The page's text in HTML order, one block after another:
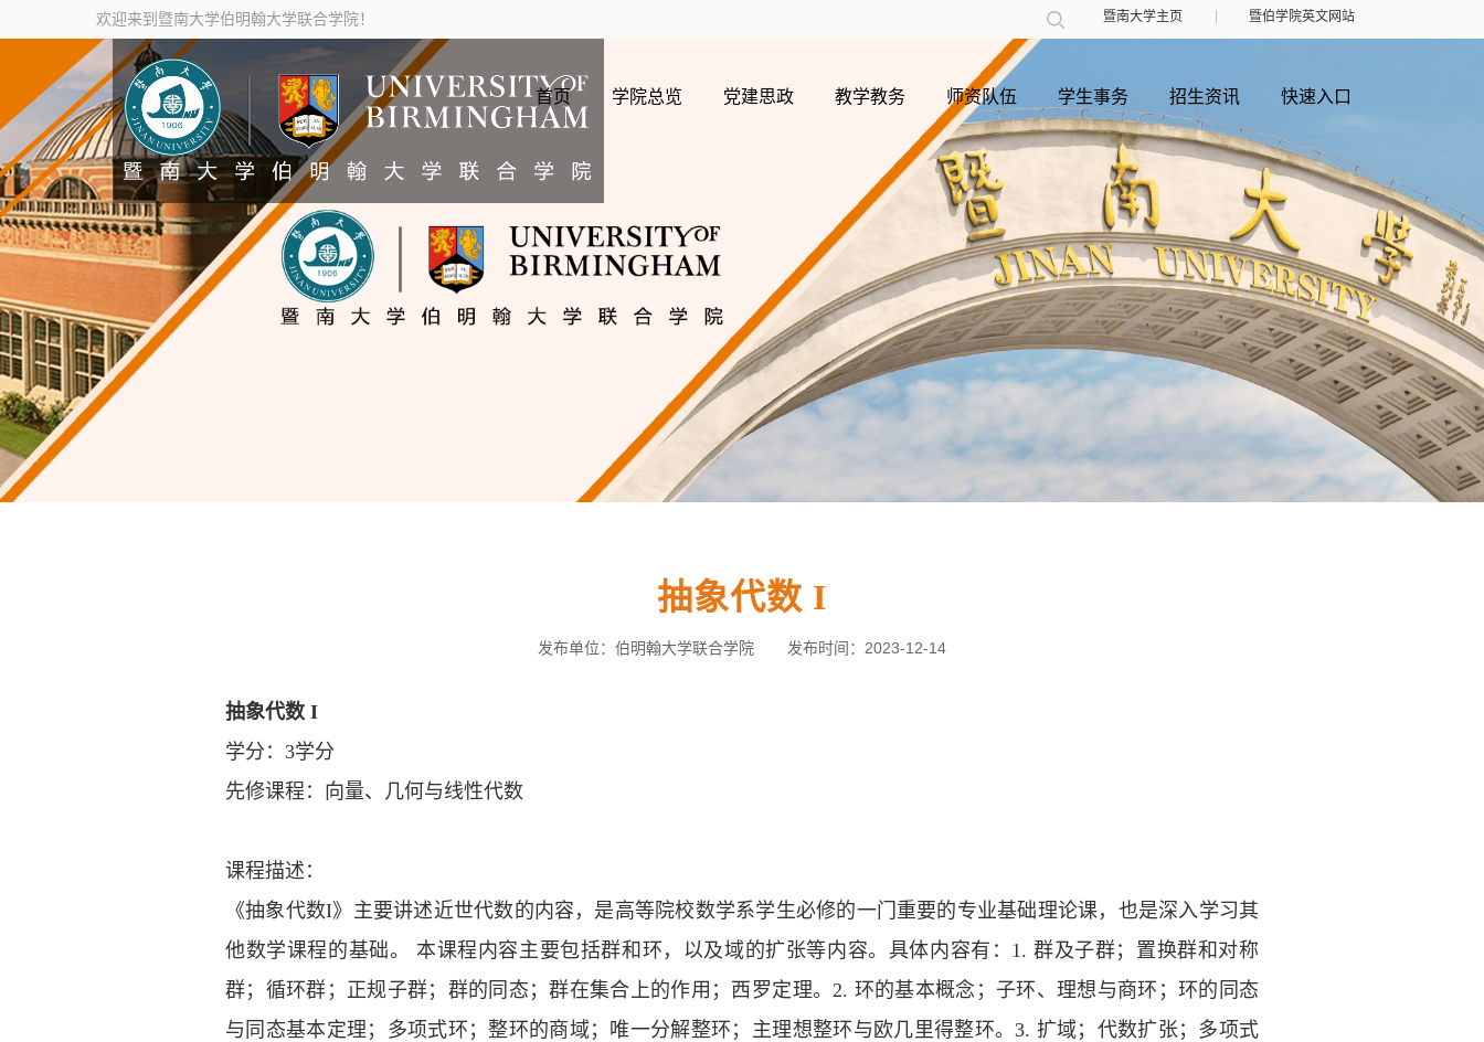
欢迎来到暨南大学伯明翰大学联合学院！ 暨南大学主页 暨伯学院英文网站
首页 学院总览 党建思政 教学教务 师资队伍 学生事务 招生资讯 快速入口
抽象代数 I
发布单位：伯明翰大学联合学院 发布时间：2023-12-14
抽象代数 I
学分： 3学分
先修课程：向量、几何与线性代数
课程描述：
《抽象代数I》主要讲述近世代数的内容，是高等院校数学系学生必修的一门重要的专业基础理论课，也是深入学习其
他数学课程的基础。 本课程内容主要包括群和环，以及域的扩张等内容。具体内容有：1. 群及子群；置换群和对称
群；循环群；正规子群；群的同态；群在集合上的作用；西罗定理。2. 环的基本概念；子环、理想与商环；环的同态
与同态基本定理；多项式环；整环的商域；唯一分解整环；主理想整环与欧几里得整环。3. 扩域；代数扩张；多项式